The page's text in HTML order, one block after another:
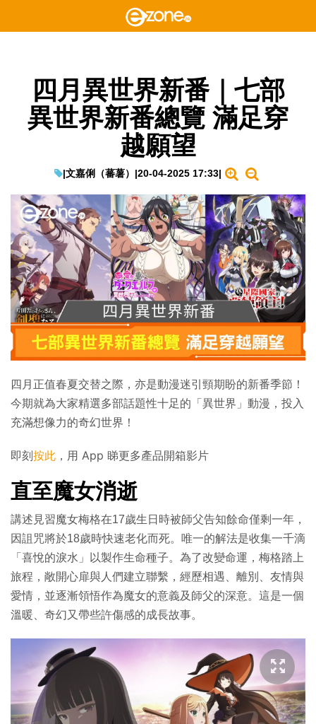
四月異世界新番｜七部
異世界新番總覽 滿足穿
越願望
|文嘉俐（蕃薯） |20-04-2025 17:33|
四月正值春夏交替之際，亦是動漫迷引頸期盼的新番季節！
今期就為大家精選多部話題性十足的「異世界」動漫，投入
充滿想像力的奇幻世界！
即刻按此 ，用 App 睇更多產品開箱影片
直至魔女消逝
講述見習魔女梅格在17歲生日時被師父告知餘命僅剩一年，
因詛咒將於18歲時快速老化而死。唯一的解法是收集一千滴
「喜悅的淚水」以製作生命種子。為了改變命運，梅格踏上
旅程，敞開心扉與人們建立聯繫，經歷相遇、離別、友情與
愛情，並逐漸領悟作為魔女的意義及師父的深意。這是一個
溫暖、奇幻又帶些許傷感的成長故事。